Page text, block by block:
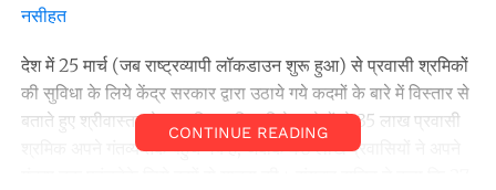
नसीहत
देश में 25 मार्च (जब राष्ट्रव्यापी लॉकडाउन शुरू हुआ) से प्रवासी श्रमिकों
की सुविधा के लिये केंद्र सरकार द्वारा उठाये गये कदमों के बारे में विस्तार से
बताते हुए श्रीवास्तव ने कहा कि श्रमिक विशेष ट्रेनों से 35 लाख प्रवासी
श्रमिक अपने गंतव्य तक पहुंच गये हैं, जबकि 40 लाख प्रवासियों ने अपने
CONTINUE READING